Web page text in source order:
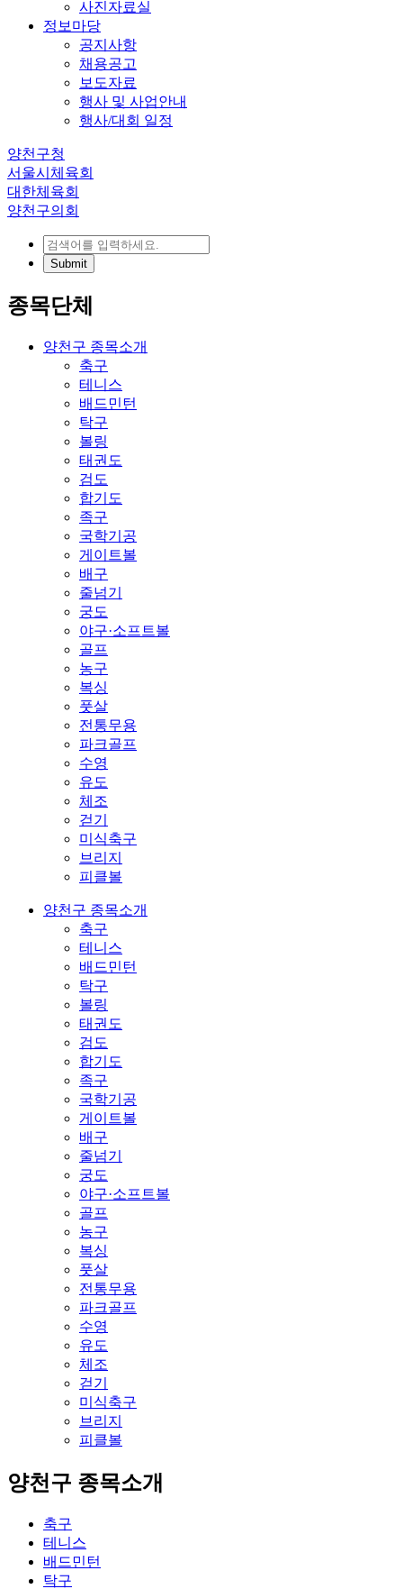
사진자료실
정보마당
공지사항
채용공고
보도자료
행사 및 사업안내
행사/대회 일정
양천구청
서울시체육회
대한체육회
양천구의회
종목단체
양천구 종목소개
축구
테니스
배드민턴
탁구
볼링
태권도
검도
합기도
족구
국학기공
게이트볼
배구
줄넘기
궁도
야구·소프트볼
골프
농구
복싱
풋살
전통무용
파크골프
수영
유도
체조
걷기
미식축구
브리지
피클볼
양천구 종목소개
축구
테니스
배드민턴
탁구
볼링
태권도
검도
합기도
족구
국학기공
게이트볼
배구
줄넘기
궁도
야구·소프트볼
골프
농구
복싱
풋살
전통무용
파크골프
수영
유도
체조
걷기
미식축구
브리지
피클볼
양천구 종목소개
축구
테니스
배드민턴
탁구